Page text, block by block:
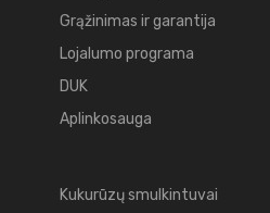
Grąžinimas ir garantija
Lojalumo programa
DUK
Aplinkosauga
Kukurūzų smulkintuvai